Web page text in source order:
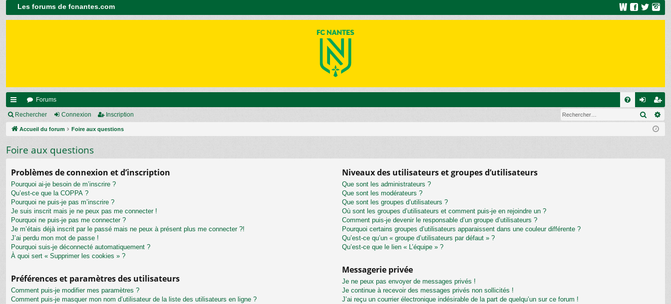
Les forums de fcnantes.com
ac
co
ci
s
Forums
on
on
ns
cri
on
Rechercher Connexion Inscription
Accueil du forum Foire aux questions
Foire aux questions
Problèmes de connexion et d’inscription
Pourquoi ai-je besoin de m’inscrire ?
Qu’est-ce que la COPPA ?
Pourquoi ne puis-je pas m’inscrire ?
Je suis inscrit mais je ne peux pas me connecter !
Pourquoi ne puis-je pas me connecter ?
Je m’étais déjà inscrit par le passé mais ne peux à présent plus me connecter ?!
J’ai perdu mon mot de passe !
Pourquoi suis-je déconnecté automatiquement ?
À quoi sert « Supprimer les cookies » ?
Préférences et paramètres des utilisateurs
Comment puis-je modifier mes paramètres ?
Comment puis-je masquer mon nom d’utilisateur de la liste des utilisateurs en ligne ?
Niveaux des utilisateurs et groupes d’utilisateurs
Que sont les administrateurs ?
Que sont les modérateurs ?
Que sont les groupes d’utilisateurs ?
Où sont les groupes d’utilisateurs et comment puis-je en rejoindre un ?
Comment puis-je devenir le responsable d’un groupe d’utilisateurs ?
Pourquoi certains groupes d’utilisateurs apparaissent dans une couleur différente ?
Qu’est-ce qu’un « groupe d’utilisateurs par défaut » ?
Qu’est-ce que le lien « L’équipe » ?
Messagerie privée
Je ne peux pas envoyer de messages privés !
Je continue à recevoir des messages privés non sollicités !
J’ai reçu un courrier électronique indésirable de la part de quelqu’un sur ce forum !